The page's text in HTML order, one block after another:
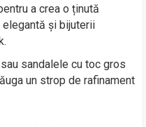
a crea o ținută
și bijuterii
sandalele cu toc gros
un strop de rafinament